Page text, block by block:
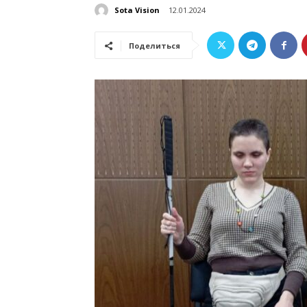
Sota Vision 12.01.2024
Поделиться